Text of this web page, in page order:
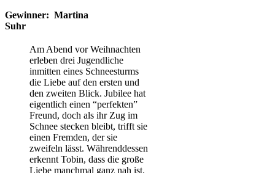
Gewinner: Martina
Suhr
Am Abend vor Weihnachten
erleben drei Jugendliche
inmitten eines Schneesturms
die Liebe auf den ersten und
den zweiten Blick. Jubilee hat
eigentlich einen “perfekten”
Freund, doch als ihr Zug im
Schnee stecken bleibt, trifft sie
einen Fremden, der sie
zweifeln lässt. Währenddessen
erkennt Tobin, dass die große
Liebe manchmal ganz nah ist.